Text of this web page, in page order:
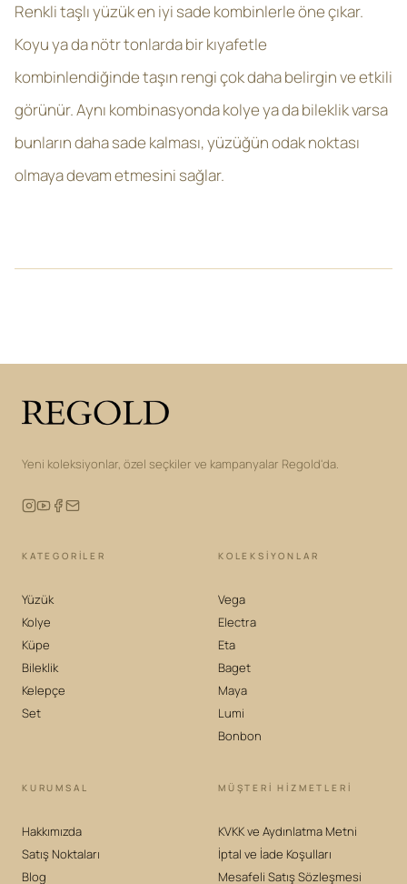
Renkli taşlı yüzük en iyi sade kombinlerle öne çıkar.
Koyu ya da nötr tonlarda bir kıyafetle
kombinlendiğinde taşın rengi çok daha belirgin ve etkili
görünür. Aynı kombinasyonda kolye ya da bileklik varsa
bunların daha sade kalması, yüzüğün odak noktası
olmaya devam etmesini sağlar.
Yeni koleksiyonlar, özel seçkiler ve kampanyalar Regold'da.
KATEGORILER
Yüzük
Kolye
Küpe
Bileklik
Kelepçe
Set
KOLEKSIYONLAR
Vega
Electra
Eta
Baget
Maya
Lumi
Bonbon
KURUMSAL
Hakkımızda
Satış Noktaları
Blog
MÜŞTERİ HİZMETLERİ
KVKK ve Aydınlatma Metni
İptal ve İade Koşulları
Mesafeli Satış Sözleşmesi